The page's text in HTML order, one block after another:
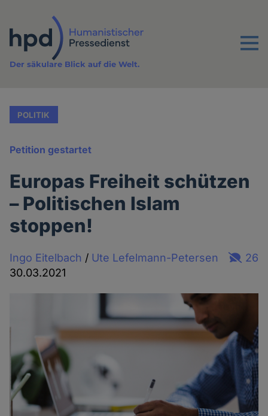
Inhalt
Menu
Der säkulare Blick auf die Welt.
POLITIK
Petition gestartet
Europas Freiheit schützen
– Politischen Islam
stoppen!
Ingo Eitelbach / Ute Lefelmann-Petersen
30.03.2021
26